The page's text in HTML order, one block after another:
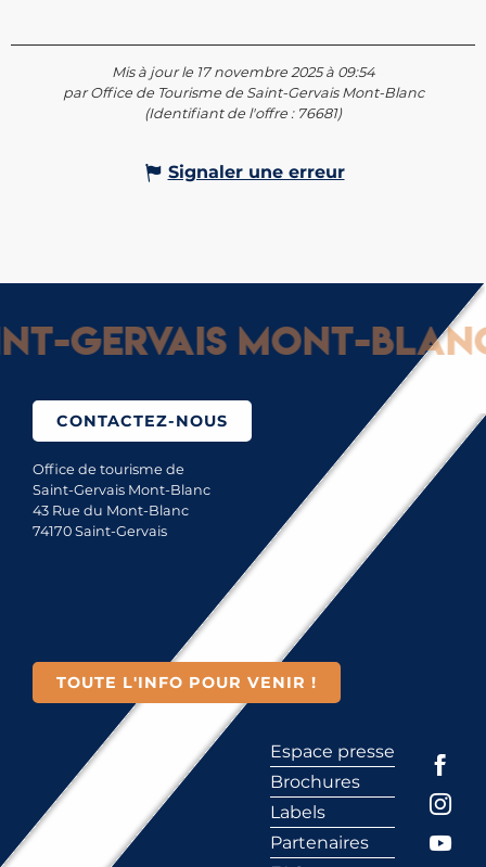
Mis à jour le 17 novembre 2025 à 09:54
par Office de Tourisme de Saint-Gervais Mont-Blanc
(Identifiant de l'offre : 76681)
Signaler une erreur
Gervais Mont-Blanc
CONTACTEZ-NOUS
Office de tourisme de
Saint-Gervais Mont-Blanc
43 Rue du Mont-Blanc
74170 Saint-Gervais
TOUTE L'INFO POUR VENIR !
Espace presse
Brochures
Labels
Partenaires